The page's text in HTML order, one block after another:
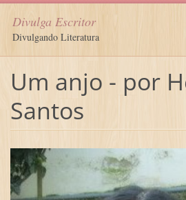
Divulga Escritor
Divulgando Literatura
Um anjo - por
Santos